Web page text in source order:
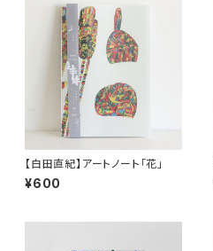
【白田直紀】アートノート「花」
¥600